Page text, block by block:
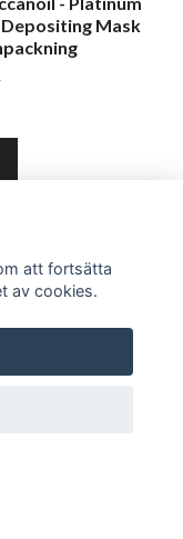
Mask
att fortsätta
av cookies.